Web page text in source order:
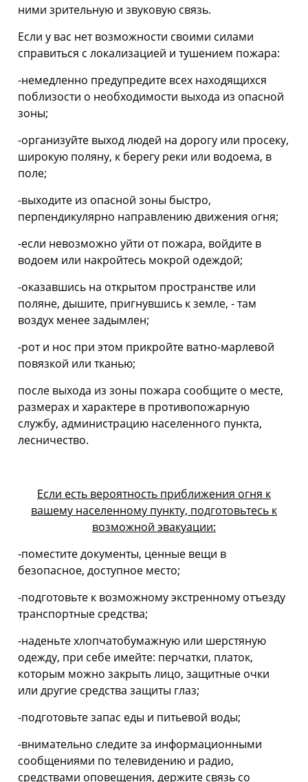
ними зрительную и звуковую связь.
Если у вас нет возможности своими силами
справиться с локализацией и тушением пожара:
-немедленно предупредите всех находящихся
поблизости о необходимости выхода из опасной
зоны;
-организуйте выход людей на дорогу или просеку,
широкую поляну, к берегу реки или водоема, в
поле;
-выходите из опасной зоны быстро,
перпендикулярно направлению движения огня;
-если невозможно уйти от пожара, войдите в
водоем или накройтесь мокрой одеждой;
-оказавшись на открытом пространстве или
поляне, дышите, пригнувшись к земле, - там
воздух менее задымлен;
-рот и нос при этом прикройте ватно-марлевой
повязкой или тканью;
после выхода из зоны пожара сообщите о месте,
размерах и характере в противопожарную
службу, администрацию населенного пункта,
лесничество.
Если есть вероятность приближения огня к
вашему населенному пункту, подготовьтесь к
возможной эвакуации:
-поместите документы, ценные вещи в
безопасное, доступное место;
-подготовьте к возможному экстренному отъезду
транспортные средства;
-наденьте хлопчатобумажную или шерстяную
одежду, при себе имейте: перчатки, платок,
которым можно закрыть лицо, защитные очки
или другие средства защиты глаз;
-подготовьте запас еды и питьевой воды;
-внимательно следите за информационными
сообщениями по телевидению и радио,
средствами оповещения, держите связь со